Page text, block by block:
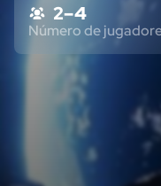
2 – 4
Número de